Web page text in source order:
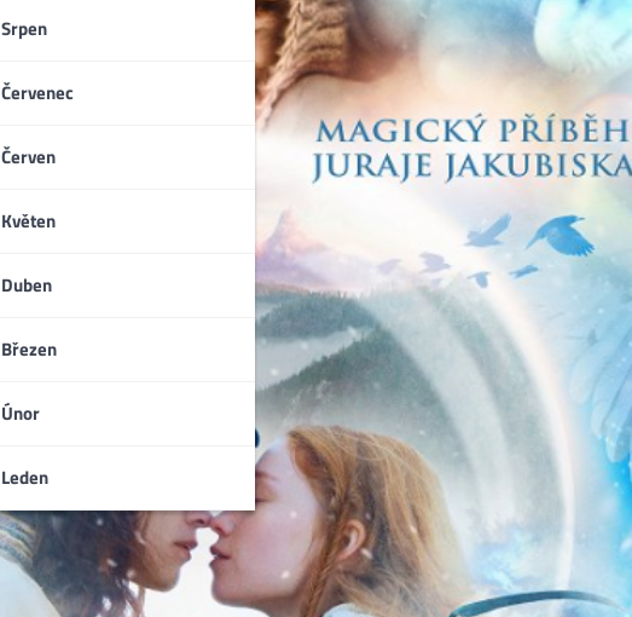
Srpen
Červenec
Červen
Květen
Duben
Březen
Únor
Leden